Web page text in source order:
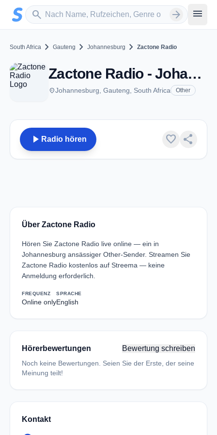
Zum Hauptinhalt springen
search
Sender suchen arrow_forward menu
South Africa chevron_right Gauteng chevron_right Johannesburg chevron_right Zactone Radio
Zactone Radio - Johannesburg
placeJohannesburg, Gauteng, South Africa Other
play_arrow Radio hören favorite share
Über Zactone Radio
Hören Sie Zactone Radio live online — ein in
Johannesburg ansässiger Other-Sender. Streamen Sie
Zactone Radio kostenlos auf Streema — keine
Anmeldung erforderlich.
FREQUENZ
Online only
SPRACHE
English
Hörerbewertungen Bewertung schreiben
Noch keine Bewertungen. Seien Sie der Erste, der seine
Meinung teilt!
Kontakt